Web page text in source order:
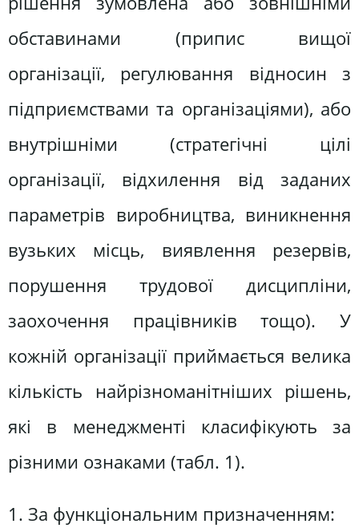
обставинами (припис вищої
організації, регулювання відносин з
підприємствами та організаціями), або
внутрішніми (стратегічні цілі
організації, відхилення від заданих
параметрів виробництва, виникнення
вузьких місць, виявлення резервів,
порушення трудової дисципліни,
заохочення працівників тощо). У
кожній організації приймається велика
кількість найрізноманітніших рішень,
які в менеджменті класифікують за
різними ознаками (табл. 1).
1. За функціональним призначенням: